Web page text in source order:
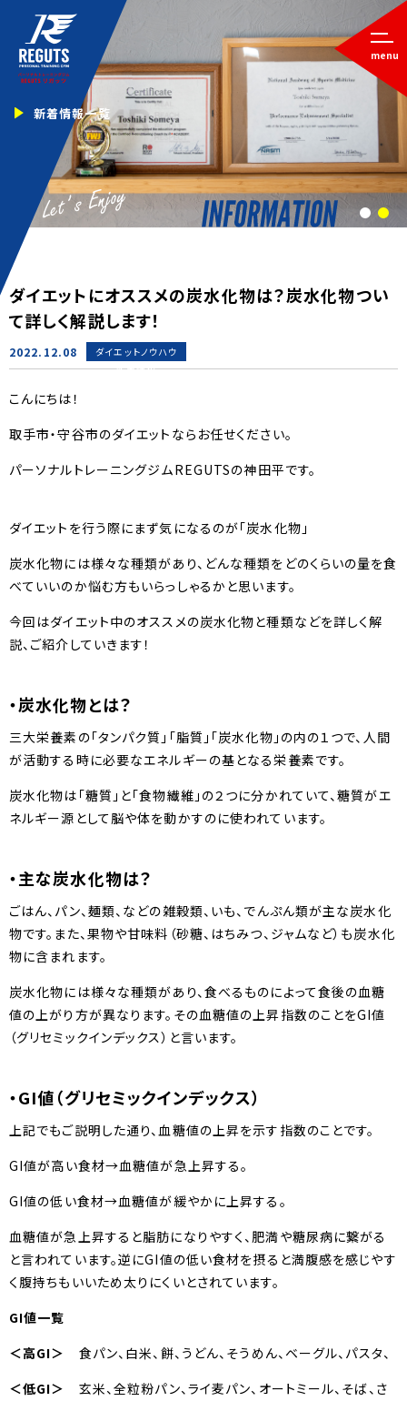
新着情報一覧
1 2
menu
ダイエットにオススメの炭水化物は？炭水化物つい
て詳しく解説します！
2022.12.08
ダイエットノウハウ
新着情報
こんにちは！
取手市・守谷市のダイエットならお任せください。
パーソナルトレーニングジムREGUTSの神田平です。
ダイエットを行う際にまず気になるのが「炭水化物」
炭水化物には様々な種類があり、どんな種類をどのくらいの量を食
べていいのか悩む方もいらっしゃるかと思います。
今回はダイエット中のオススメの炭水化物と種類などを詳しく解
説、ご紹介していきます！
・炭水化物とは？
三大栄養素の「タンパク質」「脂質」「炭水化物」の内の１つで、人間
が活動する時に必要なエネルギーの基となる栄養素です。
炭水化物は「糖質」と「食物繊維」の２つに分かれていて、糖質がエ
ネルギー源として脳や体を動かすのに使われています。
・主な炭水化物は？
ごはん、パン、麺類、などの雑穀類、いも、でんぷん類が主な炭水化
物です。また、果物や甘味料（砂糖、はちみつ、ジャムなど）も炭水化
物に含まれます。
炭水化物には様々な種類があり、食べるものによって食後の血糖
値の上がり方が異なります。その血糖値の上昇指数のことをGI値
（グリセミックインデックス）と言います。
・GI値（グリセミックインデックス）
上記でもご説明した通り、血糖値の上昇を示す指数のことです。
GI値が高い食材→血糖値が急上昇する。
GI値の低い食材→血糖値が緩やかに上昇する。
血糖値が急上昇すると脂肪になりやすく、肥満や糖尿病に繋がる
と言われています。逆にGI値の低い食材を摂ると満腹感を感じやす
く腹持ちもいいため太りにくいとされています。
GI値一覧
＜高GI＞
食パン、白米、餅、うどん、そうめん、ベーグル、パスタ、
＜低GI＞
玄米、全粒粉パン、ライ麦パン、オートミール、そば、さ